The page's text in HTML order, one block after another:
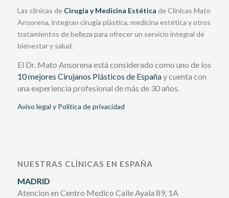
Las clínicas de Cirugía y Medicina Estética de Clínicas Mato
Ansorena, integran cirugía plástica, medicina estética y otros
tratamientos de belleza para ofrecer un servicio integral de
bienestar y salud.
El Dr. Mato Ansorena está considerado como uno de los
10 mejores Cirujanos Plásticos de Españay cuenta con
una experiencia profesional de más de 30 años.
Aviso legal y Política de privacidad
NUESTRAS CLÍNICAS EN ESPAÑA
MADRID
Atencion en Centro Medico Calle Ayala 89, 1A